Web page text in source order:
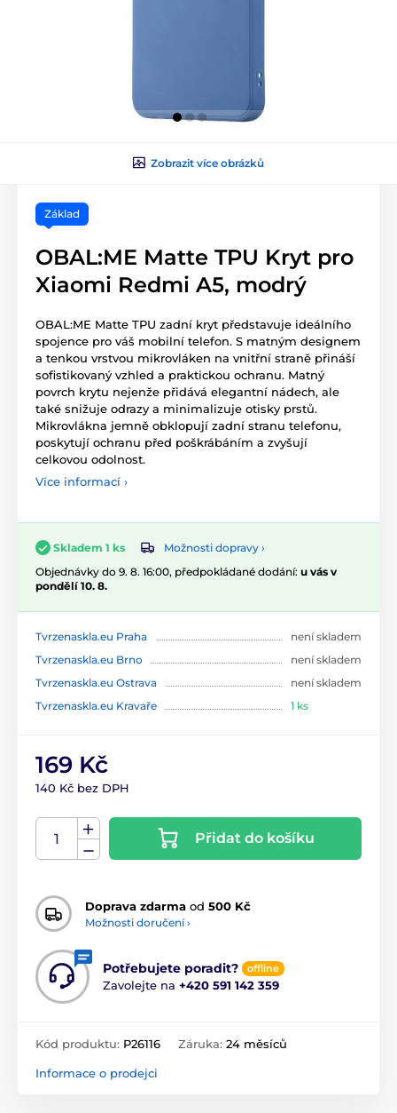
Zobrazit více obrázků
Základ
OBAL:ME Matte TPU Kryt pro
Xiaomi Redmi A5, modrý
OBAL:ME Matte TPU zadní kryt představuje ideálního
spojence pro váš mobilní telefon. S matným designem
a tenkou vrstvou mikrovláken na vnitřní straně přináší
sofistikovaný vzhled a praktickou ochranu. Matný
povrch krytu nejenže přidává elegantní nádech, ale
také snižuje odrazy a minimalizuje otisky prstů.
Mikrovlákna jemně obklopují zadní stranu telefonu,
poskytují ochranu před poškrábáním a zvyšují
celkovou odolnost.
Více informací ›
Skladem 1 ks
Možnosti dopravy ›
Objednávky do 9. 8. 16:00, předpokládané dodání: u vás v
pondělí 10. 8.
Tvrzenaskla.eu Praha
není skladem
Tvrzenaskla.eu Brno
není skladem
Tvrzenaskla.eu Ostrava
není skladem
Tvrzenaskla.eu Kravaře
1 ks
169 Kč
140 Kč bez DPH
Přidat do košíku
Doprava zdarma od 500 Kč
Možnosti doručení ›
Potřebujete poradit? offline
Zavolejte na +420 591 142 359
Kód produktu: P26116 Záruka: 24 měsíců
Informace o prodejci